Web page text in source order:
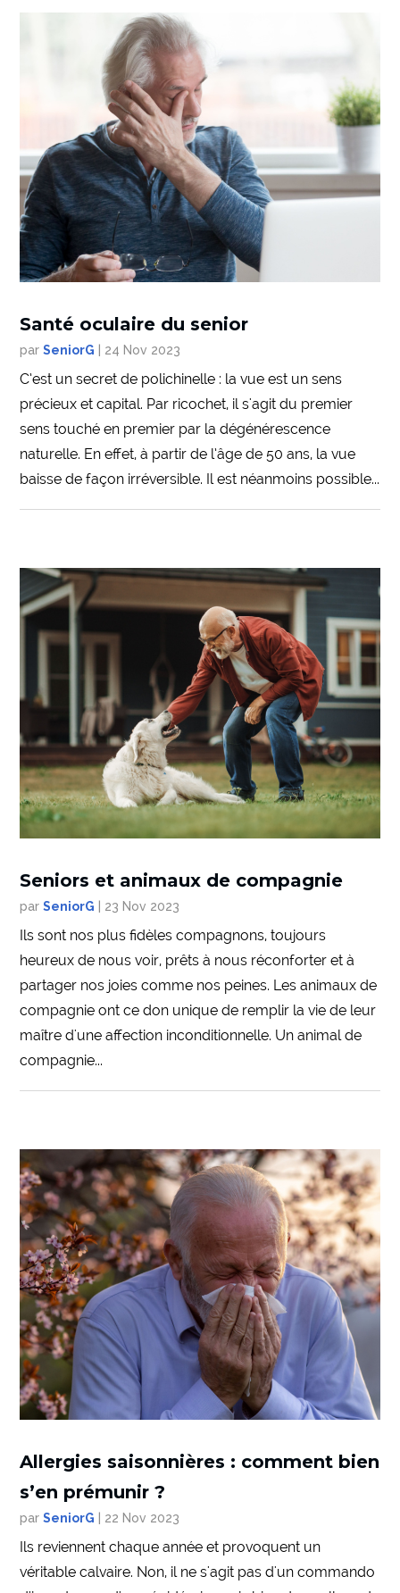
Santé oculaire du senior
parSeniorG 24 Nov 2023
C’est un secret de polichinelle : la vue est un sens
précieux et capital. Par ricochet, il s'agit du premier
sens touché en premier par la dégénérescence
naturelle. En effet, à partir de l’âge de 50 ans, la vue
baisse de façon irréversible. Il est néanmoins possible...
Seniors et animaux de compagnie
parSeniorG 23 Nov 2023
Ils sont nos plus fidèles compagnons, toujours
heureux de nous voir, prêts à nous réconforter et à
partager nos joies comme nos peines. Les animaux de
compagnie ont ce don unique de remplir la vie de leur
maître d'une affection inconditionnelle. Un animal de
compagnie...
Allergies saisonnières : comment bien
s’en prémunir ?
parSeniorG | 22 Nov 2023
Ils reviennent chaque année et provoquent un
véritable calvaire. Non, il ne s'agit pas d'un commando